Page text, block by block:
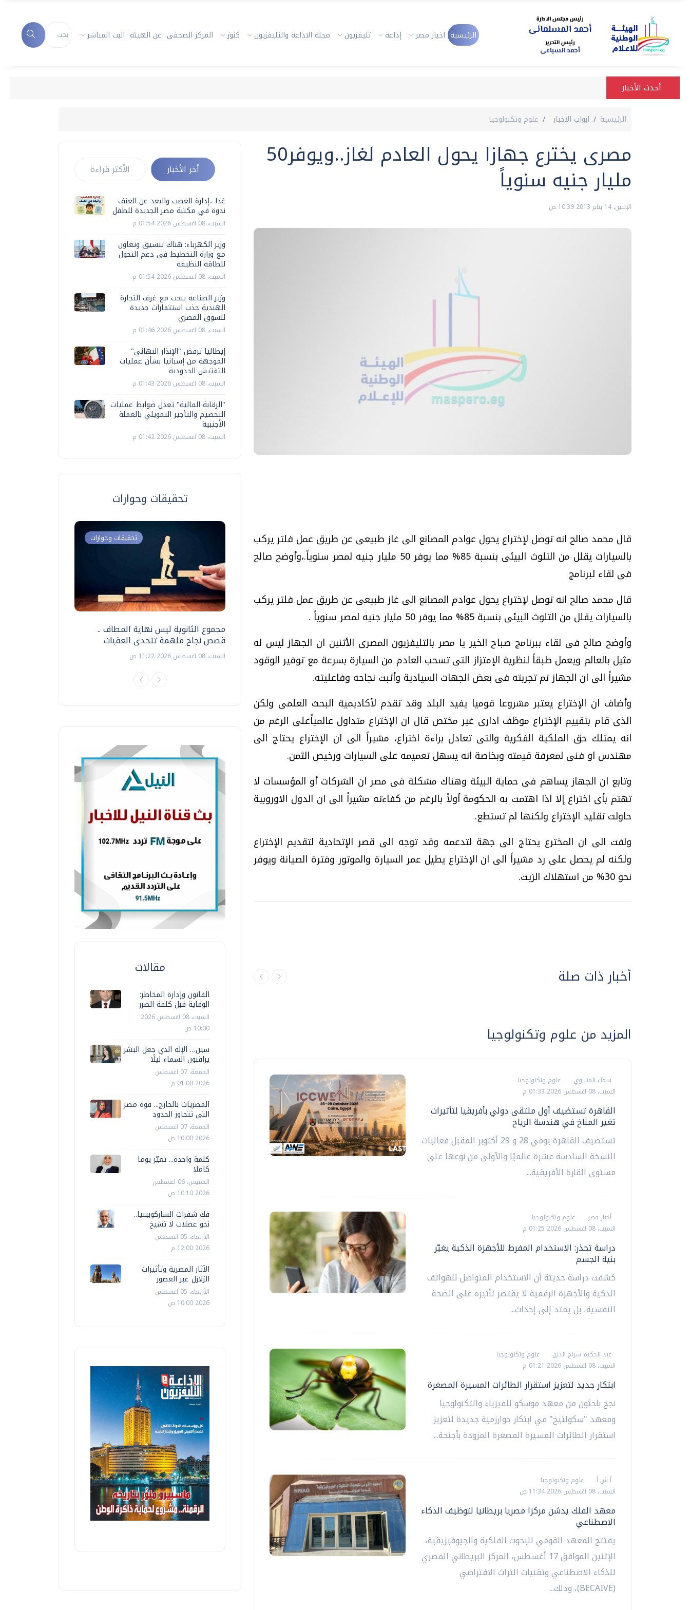
الرئيسية اخبار مصر إذاعة تليفزيون مجلة الاذاعة والتليفزيون كنوز المركز الصحفى عن الهيئة البث المباشر
أحدث الأخبار
الرئيسية ابواب الاخبار علوم وتكنولوجيا
مصرى يخترع جهازا يحول العادم لغاز..ويوفر50
مليار جنيه سنوياً
الإثنين، 14 يناير 2013 10:39 ص
قال محمد صالح انه توصل لإختراع يحول عوادم المصانع الى غاز طبيعى عن طريق عمل فلتر يركب
بالسيارات يقلل من التلوث البيئى بنسبة 85% مما يوفر 50 مليار جنيه لمصر سنوياً.،وأوضح صالح
فى لقاء لبرنامج
قال محمد صالح انه توصل لإختراع يحول عوادم المصانع الى غاز طبيعى عن طريق عمل فلتر يركب
بالسيارات يقلل من التلوث البيئى بنسبة 85% مما يوفر 50 مليار جنيه لمصر سنوياً .
وأوضح صالح فى لقاء ببرنامج صباح الخير يا مصر بالتليفزيون المصرى الأثنين ان الجهاز ليس له
مثيل بالعالم ويعمل طبقاً لنظرية الإمتزاز التى تسحب العادم من السيارة بسرعة مع توفير الوقود
مشيراً الى ان الجهاز تم تجربته فى بعض الجهات السيادية وأثبت نجاحه وفاعليته.
وأضاف ان الإختراع يعتبر مشروعا قوميا يفيد البلد وقد تقدم لأكاديمية البحث العلمى ولكن
الذى قام بتقييم الإختراع موظف ادارى غير مختص قال ان الإختراع متداول عالمياًعلى الرغم من
انه يمتلك حق الملكية الفكرية والتى تعادل براءة اختراع، مشيراً الى ان الإختراع يحتاج الى
مهندس او فنى لمعرفة قيمته وبخاصة انه يسهل تعميمه على السيارات ورخيص الثمن.
وتابع ان الجهاز يساهم فى حماية البيئة وهناك مشكلة فى مصر ان الشركات أو المؤسسات لا
تهتم بأى اختراع إلا اذا اهتمت به الحكومة أولاً بالرغم من كفاءته مشيراً الى ان الدول الاوروبية
حاولت تقليد الإختراع ولكنها لم تستطع.
ولفت الى ان المخترع يحتاج الى جهة لتدعمه وقد توجه الى قصر الإتحادية لتقديم الإختراع
ولكنه لم يحصل على رد مشيراً الى ان الإختراع يطيل عمر السيارة والموتور وفترة الصيانة ويوفر
نحو 30% من استهلاك الزيت.
أخبار ذات صلة
المزيد من علوم وتكنولوجيا
سماء المنياوي
علوم وتكنولوجيا
السبت، 08 اغسطس 2026 01:33 م
القاهرة تستضيف أول ملتقى دولي بأفريقيا لتأثيرات
تغير المناخ في هندسة الرياح
تستضيف القاهرة يومي 28 و 29 أكتوبر المقبل فعاليات
النسخة السادسة عشرة عالميًا والأولى من نوعها على
مستوى القارة الأفريقية...
أخبار مصر
علوم وتكنولوجيا
السبت، 08 اغسطس 2026 01:25 م
دراسة تحذر: الاستخدام المفرط للأجهزة الذكية يغيّر
بنية الجسم
كشفت دراسة حديثة أن الاستخدام المتواصل للهواتف
الذكية والأجهزة الرقمية لا يقتصر تأثيره على الصحة
النفسية، بل يمتد إلى إحداث...
عبد الحكيم سراج الدين
علوم وتكنولوجيا
السبت، 08 اغسطس 2026 01:21 م
ابتكار جديد لتعزيز استقرار الطائرات المسيرة المصغرة
نجح باحثون من معهد موسكو للفيزياء والتكنولوجيا
ومعهد "سكولتيخ" في ابتكار خوارزمية جديدة لتعزيز
استقرار الطائرات المسيرة المصغرة المزودة بأجنحة...
أ ش أ
علوم وتكنولوجيا
السبت، 08 اغسطس 2026 11:34 ص
معهد الفلك يدشن مركزا مصريا بريطانيا لتوظيف الذكاء
الاصطناعي
يفتتح المعهد القومي للبحوث الفلكية والجيوفيزيقية،
الإثنين الموافق 17 أغسطس، المركز البريطاني المصري
للذكاء الاصطناعي وتقنيات التراث الافتراضي
(BECAIVE)، وذلك...
أخر الأخبار الأكثر قراءة
غدا ..إدارة الغضب والبعد عن العنف
ندوة في مكتبة مصر الجديدة للطفل
السبت، 08 اغسطس 2026 01:54 م
وزير الكهرباء: هناك تنسيق وتعاون
مع وزارة التخطيط في دعم التحول
للطاقة النظيفة
السبت، 08 اغسطس 2026 01:54 م
وزير الصناعة يبحث مع غرف التجارة
الهندية جذب استثمارات جديدة
للسوق المصري
السبت، 08 اغسطس 2026 01:46 م
إيطاليا ترفض "الإنذار النهائي"
الموجهة من إسبانيا بشأن عمليات
التفتيش الحدودية
السبت، 08 اغسطس 2026 01:43 م
"الرقابة المالية" تعدل ضوابط عمليات
التخصيم والتأجير التمويلي بالعملة
الأجنبية
السبت، 08 اغسطس 2026 01:42 م
تحقيقات وحوارات
تحقيقات وحوارات
مجموع الثانوية ليس نهاية المطاف ..
قصص نجاح ملهمة تتحدى العقبات
السبت، 08 اغسطس 2026 11:22 ص
تحقيقات وحوارات
بالزلازل وكيف نتعامل معها؟
الثلاثاء، 04 اغسطس 2026 04:04 م
تحقيقات وحوارات
وإجابات
السبت، 01 اغسطس 2026 10:25 ص
تحقيقات وحوارات
وتحديات هائلة
مقالات
القانون وإدارة المخاطر:
الوقاية قبل كلفة الضرر
السبت، 08 اغسطس 2026
10:00 ص
سين… الإله الذي جعل البشر
يراقبون السماء ليلًا
الجمعة، 07 اغسطس
2026 01:00 م
المصريات بالخارج... قوة مصر
التي تتجاوز الحدود
الجمعة، 07 اغسطس
2026 10:00 ص
كلمة واحدة... تغيّر يوما
كاملا
الخميس، 06 اغسطس
2026 10:10 ص
فك شفرات الساركوبينيا..
نحو عضلات لا تشيخ
الأربعاء، 05 اغسطس
2026 12:00 م
الآثار المصرية وتأثيرات
الزلازل عبر العصور
الأربعاء، 05 اغسطس
2026 10:00 ص